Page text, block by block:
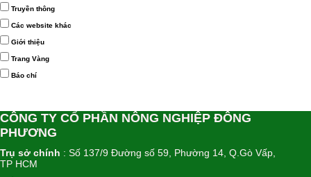
Truyền thông
Các website khác
Giới thiệu
Trang Vàng
Báo chí
CÔNG TY CỔ PHẦN NÔNG NGHIỆP ĐÔNG
PHƯƠNG
Trụ sở chính : Số 137/9 Đường số 59, Phường 14, Q.Gò Vấp,
TP HCM